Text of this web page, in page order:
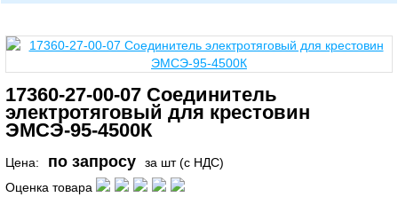
17360-27-00-07 Соединитель
электротяговый для крестовин
ЭМСЭ-95-4500К
Цена: по запросу
за шт (с НДС)
Оценка товара